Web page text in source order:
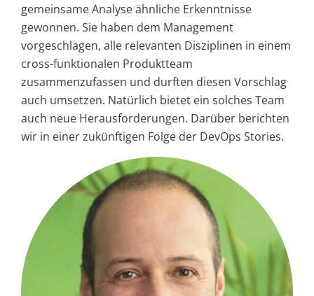
gemeinsame Analyse ähnliche Erkenntnisse
gewonnen. Sie haben dem Management
vorgeschlagen, alle relevanten Disziplinen in einem
cross-funktionalen Produktteam
zusammenzufassen und durften diesen Vorschlag
auch umsetzen. Natürlich bietet ein solches Team
auch neue Herausforderungen. Darüber berichten
wir in einer zukünftigen Folge der DevOps Stories.